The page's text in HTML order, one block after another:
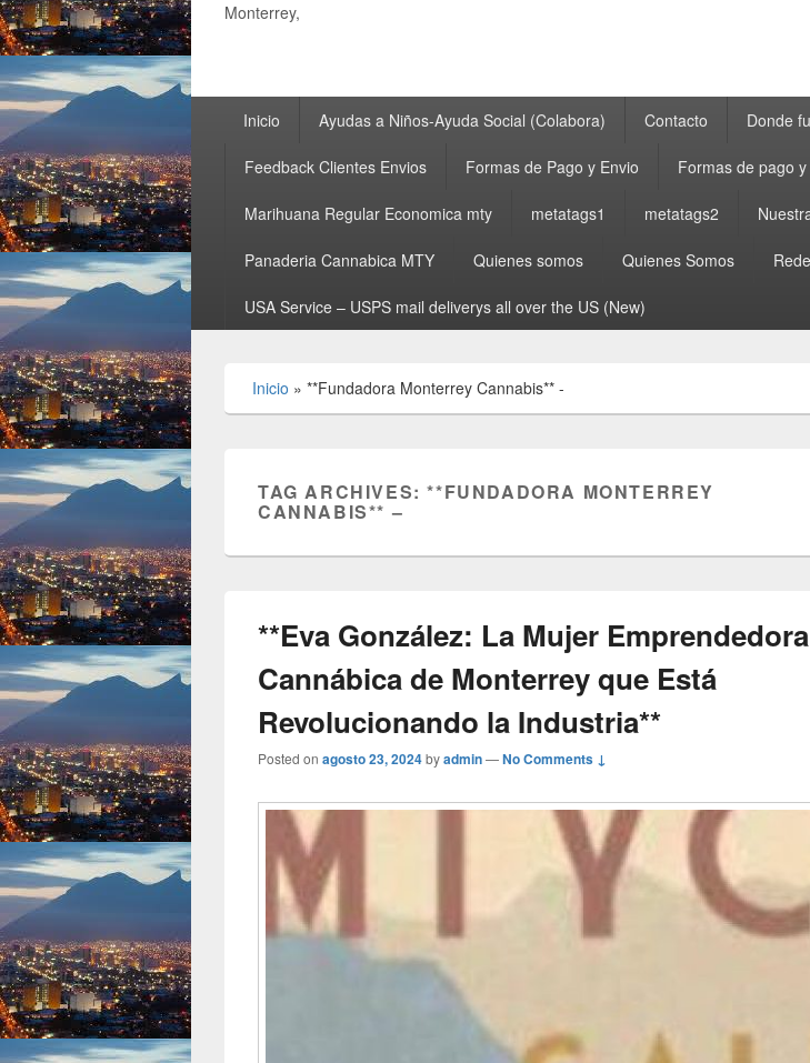
Monterrey,
Inicio Ayudas a Niños-Ayuda Social (Colabora) Contacto Donde
Feedback Clientes Envios Formas de Pago y Envio Formas de pago
Marihuana Regular Economica mty metatags1 metatags2
Panaderia Cannabica MTY Quienes somos Quienes Somos
USA Service – USPS mail deliverys all over the US (New)
Inicio » **Fundadora Monterrey Cannabis** -
TAG ARCHIVES:**FUNDADORA MONTERREY
CANNABIS** –
**Eva González: La Mujer Emprendedora
Cannábica de Monterrey que Está
Revolucionando la Industria**
Posted on agosto 23, 2024byadmin—No Comments ↓